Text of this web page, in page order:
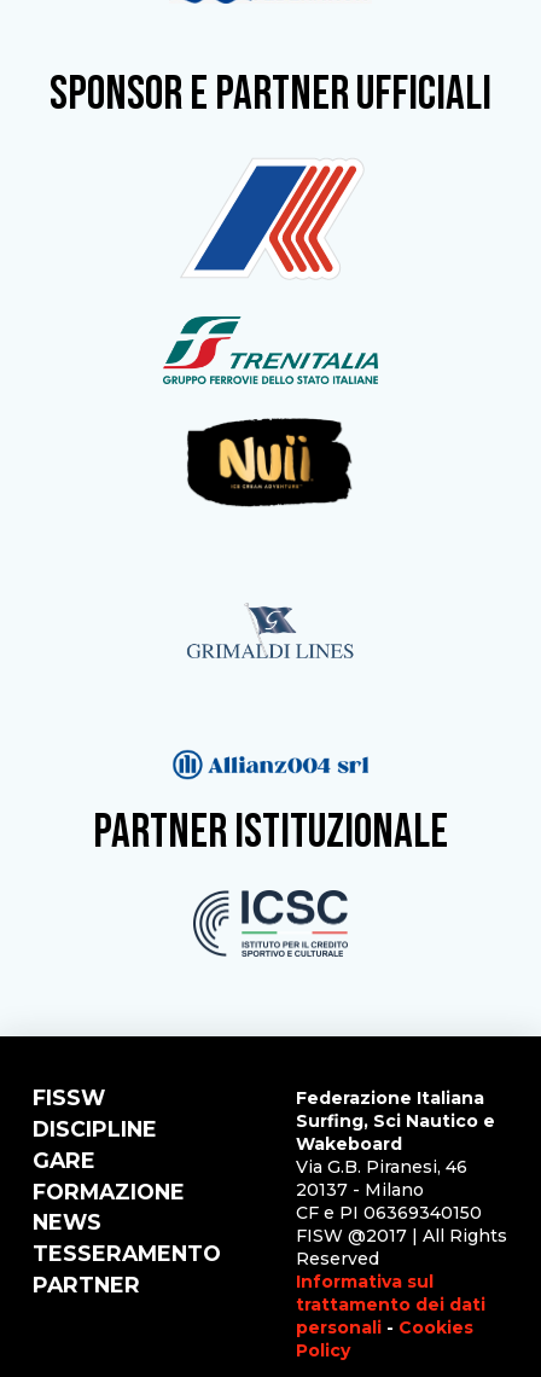
SPONSOR e partner ufficiali
partner istituzionale
FISSW
DISCIPLINE
GARE
FORMAZIONE
NEWS
TESSERAMENTO
PARTNER
Federazione Italiana
Surfing, Sci Nautico e
Wakeboard
Via G.B. Piranesi, 46
20137 - Milano
CF e PI 06369340150
FISW @2017 | All Rights
Reserved
Informativa sul
trattamento dei dati
personali - Cookies
Policy